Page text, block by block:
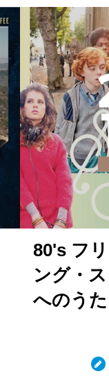
80's フ
ング・
へのう